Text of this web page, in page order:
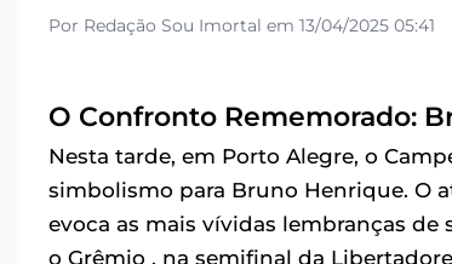
Por Redação Sou Imortal em 13/04/2025 05:41
O Confronto Rememorado:
Nesta tarde, em Porto Alegre, o
simbolismo para Bruno Henrique. O
evoca as mais vívidas lembranças
o Grêmio , na semifinal da